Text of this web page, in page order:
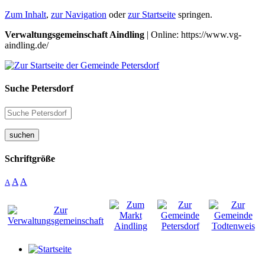
Zum Inhalt, zur Navigation oderzur Startseite springen.
Verwaltungsgemeinschaft Aindling | Online: https://www.vg-
aindling.de/
Suche Petersdorf
suchen
Schriftgröße
A A A